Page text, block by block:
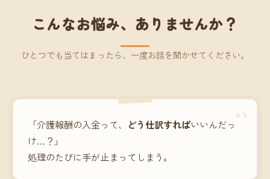
こんなお悩み、ありませんか？
ひとつでも当てはまったら、一度お話を聞かせてください。
“
「介護報酬の入金って、 どう仕訳すればいいんだっ
け…？」
処理のたびに手が止まってしまう。